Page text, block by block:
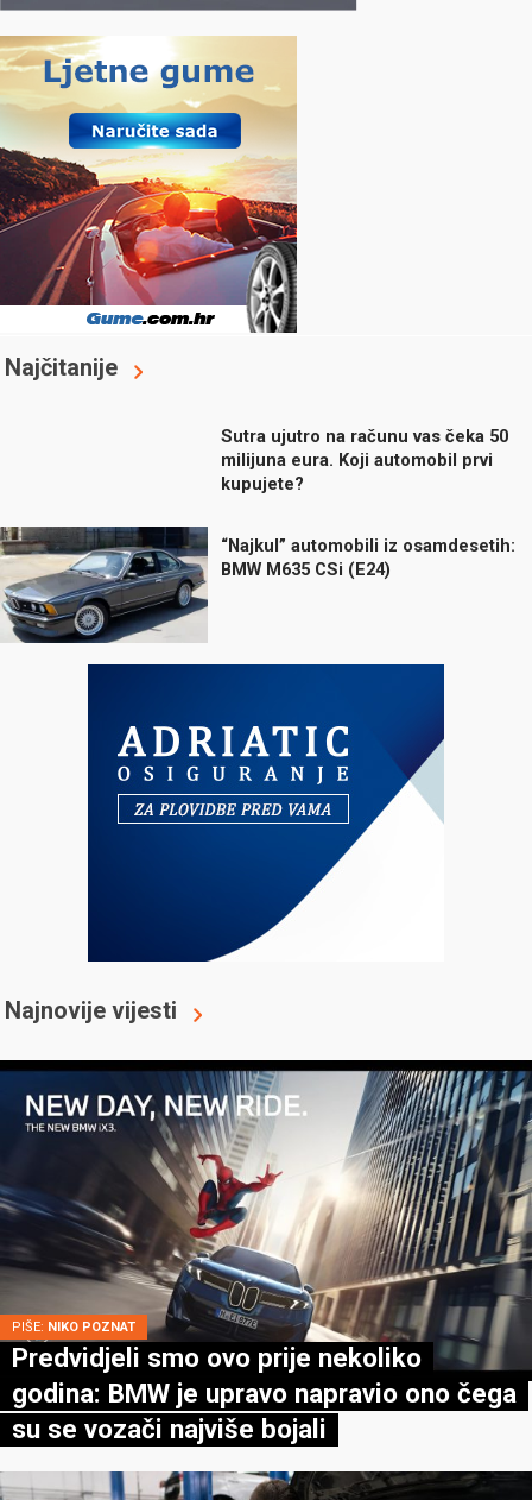
Najčitanije
Sutra ujutro na računu vas čeka 50
milijuna eura. Koji automobil prvi
kupujete?
“Najkul” automobili iz osamdesetih:
BMW M635 CSi (E24)
Najnovije vijesti
PIŠE: NIKO POZNAT
Predvidjeli smo ovo prije nekoliko
godina: BMW je upravo napravio ono čega
su se vozači najviše bojali